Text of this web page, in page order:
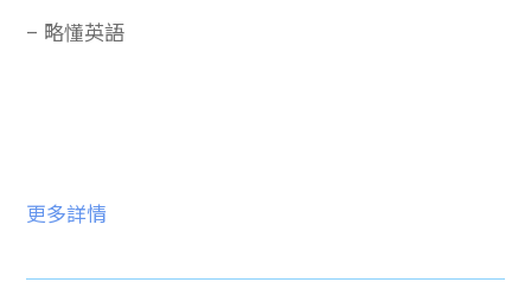
– 略懂英語
更多詳情